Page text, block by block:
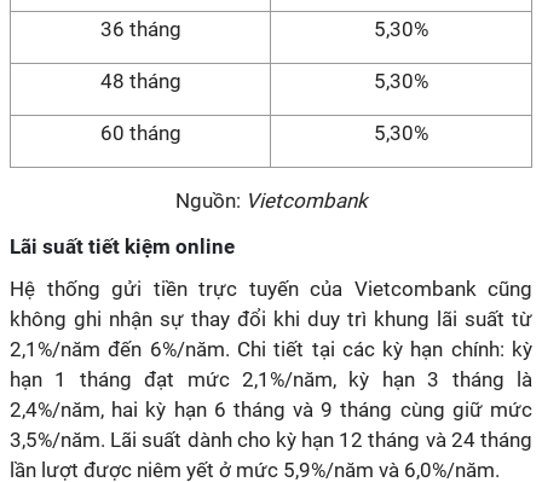
36 tháng 5,30%
48 tháng 5,30%
60 tháng 5,30%
Nguồn: Vietcombank
Lãi suất tiết kiệm online
Hệ thống gửi tiền trực tuyến của Vietcombank cũng
không ghi nhận sự thay đổi khi duy trì khung lãi suất từ
2,1%/năm đến 6%/năm. Chi tiết tại các kỳ hạn chính: kỳ
hạn 1 tháng đạt mức 2,1%/năm, kỳ hạn 3 tháng là
2,4%/năm, hai kỳ hạn 6 tháng và 9 tháng cùng giữ mức
3,5%/năm. Lãi suất dành cho kỳ hạn 12 tháng và 24 tháng
lần lượt được niêm yết ở mức 5,9%/năm và 6,0%/năm.